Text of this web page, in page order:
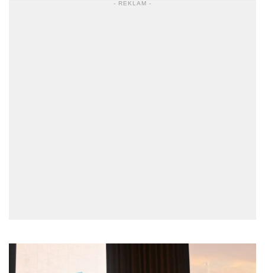
- REKLAM -